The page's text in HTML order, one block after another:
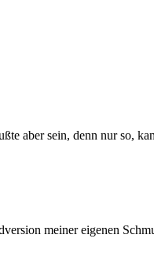
aber sein, denn nur so,
meiner eigenen